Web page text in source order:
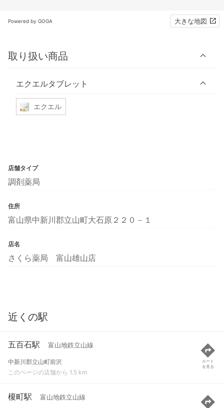
Powered by GOGA 大きな地図
取り扱い商品
エクエルタブレット
エクエル
店舗タイプ
調剤薬局
住所
富山県中新川郡立山町大石原２２０－１
店名
さくら薬局 富山雄山店
近くの駅
五百石駅 富山地鉄立山線
中新川郡立山町前沢
このページの店舗から 1.5 km
ルート
を見る
榎町駅 富山地鉄立山線